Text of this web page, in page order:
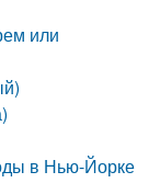
или
в Нью-Йорке